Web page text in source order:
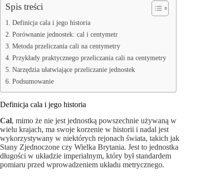
Spis treści
Definicja cala i jego historia
Porównanie jednostek: cal i centymetr
Metoda przeliczania cali na centymetry
Przykłady praktycznego przeliczania cali na centymetry
Narzędzia ułatwiające przeliczanie jednostek
Podsumowanie
Definicja cala i jego historia
Cal, mimo że nie jest jednostką powszechnie używaną w
wielu krajach, ma swoje korzenie w historii i nadal jest
wykorzystywany w niektórych rejonach świata, takich jak
Stany Zjednoczone czy Wielka Brytania. Jest to jednostka
długości w układzie imperialnym, który był standardem
pomiaru przed wprowadzeniem układu metrycznego.